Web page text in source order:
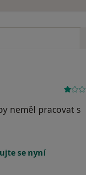
neměl pracovat s
se nyní